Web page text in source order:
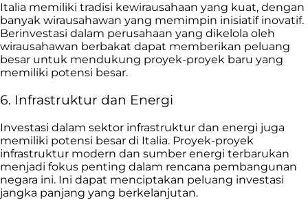
Italia memiliki tradisi kewirausahaan yang kuat, dengan
banyak wirausahawan yang memimpin inisiatif inovatif.
Berinvestasi dalam perusahaan yang dikelola oleh
wirausahawan berbakat dapat memberikan peluang
besar untuk mendukung proyek-proyek baru yang
memiliki potensi besar.
6. Infrastruktur dan Energi
Investasi dalam sektor infrastruktur dan energi juga
memiliki potensi besar di Italia. Proyek-proyek
infrastruktur modern dan sumber energi terbarukan
menjadi fokus penting dalam rencana pembangunan
negara ini. Ini dapat menciptakan peluang investasi
jangka panjang yang berkelanjutan.